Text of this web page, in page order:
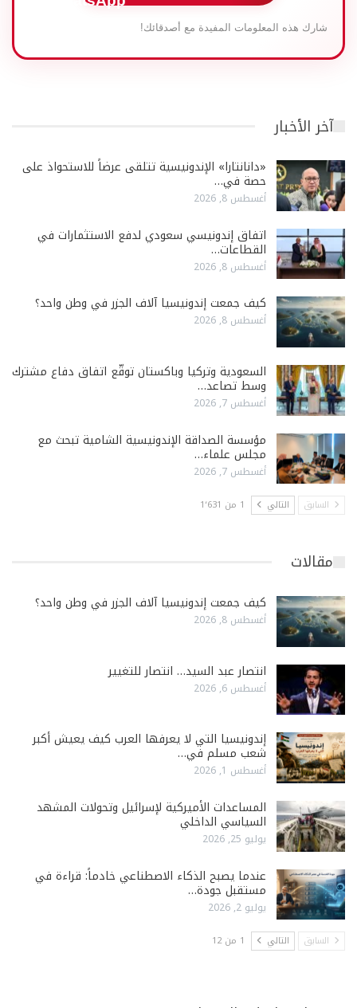
شارك هذه المعلومات المفيدة مع أصدقائك!
آخر الأخبار
«دانانتارا» الإندونيسية تتلقى عرضاً للاستحواذ على
حصة في…
أغسطس 8, 2026
اتفاق إندونيسي سعودي لدفع الاستثمارات في
القطاعات…
أغسطس 8, 2026
كيف جمعت إندونيسيا آلاف الجزر في وطن واحد؟
أغسطس 8, 2026
السعودية وتركيا وباكستان توقّع اتفاق دفاع مشترك
وسط تصاعد…
أغسطس 7, 2026
مؤسسة الصداقة الإندونيسية الشامية تبحث مع
مجلس علماء…
أغسطس 7, 2026
السابق التالي 1 من 1٬631
مقالات
كيف جمعت إندونيسيا آلاف الجزر في وطن واحد؟
أغسطس 8, 2026
انتصار عبد السيد… انتصار للتغيير
أغسطس 6, 2026
إندونيسيا التي لا يعرفها العرب كيف يعيش أكبر
شعب مسلم في…
أغسطس 1, 2026
المساعدات الأميركية لإسرائيل وتحولات المشهد
السياسي الداخلي
يوليو 25, 2026
عندما يصبح الذكاء الاصطناعي خادماً: قراءة في
مستقبل جودة…
يوليو 2, 2026
السابق التالي 1 من 12